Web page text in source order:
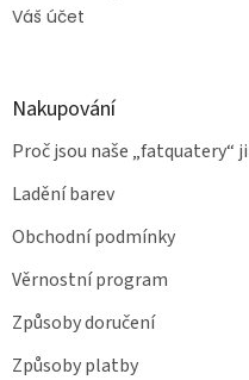
Váš účet
Nakupování
Proč jsou naše „fatquatery“
Ladění barev
Obchodní podmínky
Věrnostní program
Způsoby doručení
Způsoby platby